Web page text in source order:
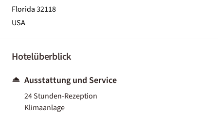
Florida 32118
USA
Hotelüberblick
Ausstattung und Service
24 Stunden-Rezeption
Klimaanlage